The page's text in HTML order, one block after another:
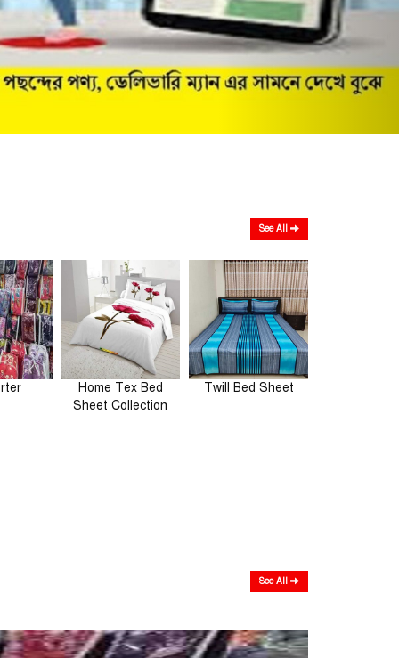
See All
Home Tex Bed
Sheet Collection
Twill Bed Sheet
See All